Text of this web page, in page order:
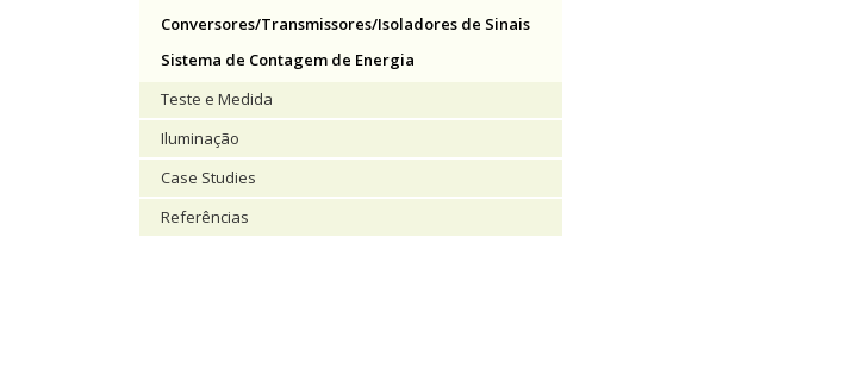
Conversores/Transmissores/Isoladores de Sinais
Sistema de Contagem de Energia
Teste e Medida
Iluminação
Case Studies
Referências